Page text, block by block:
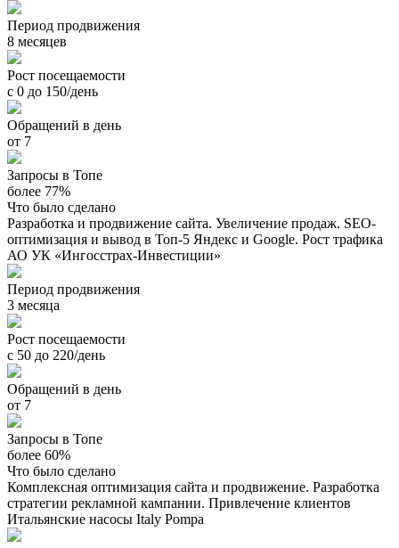
Период продвижения
8 месяцев
Рост посещаемости
с 0 до 150/день
Обращений в день
от 7
Запросы в Топе
более 77%
Что было сделано
Разработка и продвижение сайта. Увеличение продаж. SEO-
оптимизация и вывод в Топ-5 Яндекс и Google. Рост трафика
АО УК «Ингосстрах-Инвестиции»
Период продвижения
3 месяца
Рост посещаемости
с 50 до 220/день
Обращений в день
от 7
Запросы в Топе
более 60%
Что было сделано
Комплексная оптимизация сайта и продвижение. Разработка
стратегии рекламной кампании. Привлечение клиентов
Итальянские насосы Italy Pompa